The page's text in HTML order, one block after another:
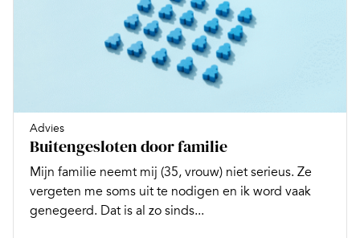
Advies
Buitengesloten door familie
Mijn familie neemt mij (35, vrouw) niet serieus. Ze
vergeten me soms uit te nodigen en ik word vaak
genegeerd. Dat is al zo sinds...